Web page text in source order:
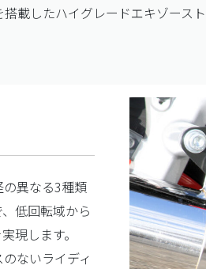
載したハイグレードエキゾースト
異なる3種類
低回転域から
現します。
ないライディ